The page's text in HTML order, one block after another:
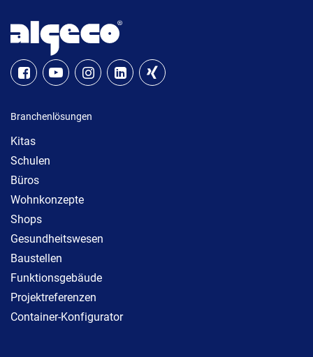
Branchenlösungen
Kitas
Schulen
Büros
Wohnkonzepte
Shops
Gesundheitswesen
Baustellen
Funktionsgebäude
Projektreferenzen
Container-Konfigurator